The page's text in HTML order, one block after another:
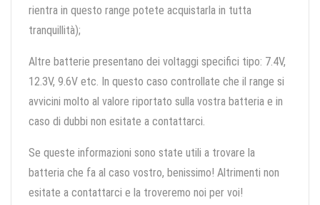
rientra in questo range potete acquistarla in tutta
tranquillità);
Altre batterie presentano dei voltaggi specifici tipo: 7.4V,
12.3V, 9.6V etc. In questo caso controllate che il range si
avvicini molto al valore riportato sulla vostra batteria e in
caso di dubbi non esitate a contattarci.
Se queste informazioni sono state utili a trovare la
batteria che fa al caso vostro, benissimo! Altrimenti non
esitate a contattarci e la troveremo noi per voi!